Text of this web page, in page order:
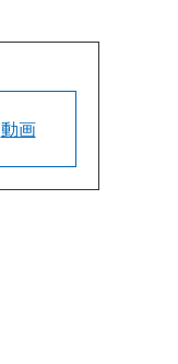
動画